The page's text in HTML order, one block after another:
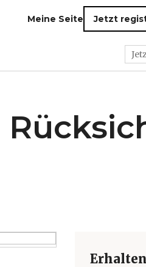
Meine Seite Jetzt